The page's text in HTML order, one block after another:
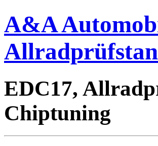
A&A
EDC17,
Chiptuning